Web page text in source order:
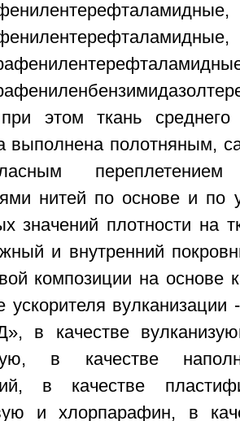
этом ткань
выполнена полотняным,
нитей по основе и по
значений плотности на
и внутренний
композиции на основе
ускорителя
в качестве
в качестве
в качестве
и хлорпарафин, в